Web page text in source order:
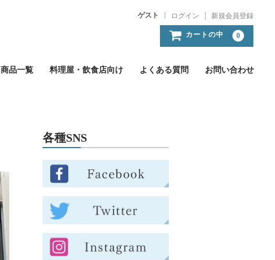
ゲスト ログイン 新規会員登録
カートの中 0
商品一覧 料理屋・飲食店向け よくある質問 お問い合わせ
各種SNS